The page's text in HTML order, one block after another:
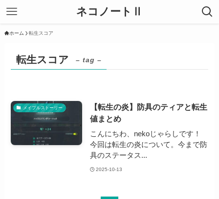
ネコノートⅡ
ホーム 転生スコア
転生スコア – tag –
メイプルストーリー
【転生の炎】防具のティアと転生
値まとめ
こんにちわ、nekoじゃらしです！
今回は転生の炎について。今まで防
具のステータス...
2025-10-13